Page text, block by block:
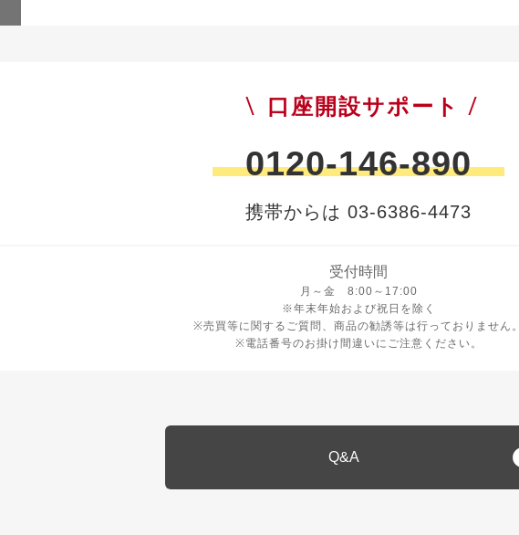
口座開設サポート
0120-146-890
携帯からは 03-6386-4473
受付時間
月～金 8:00～17:00
月曜日から金曜日 8時から17時
※年末年始および祝日を除く
※売買等に関するご質問、商品の勧誘等は行っておりません。
※電話番号のお掛け間違いにご注意ください。
Q&A